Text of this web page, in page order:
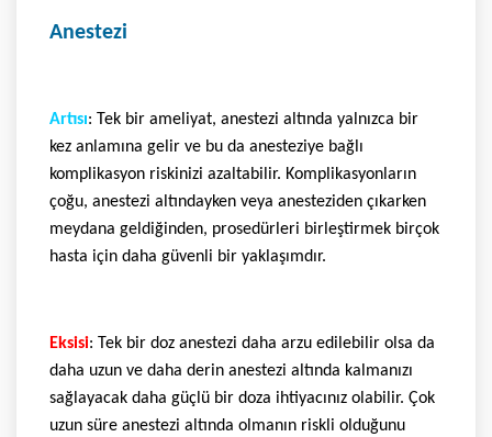
Anestezi
Artısı: Tek bir ameliyat, anestezi altında yalnızca bir
kez anlamına gelir ve bu da anesteziye bağlı
komplikasyon riskinizi azaltabilir. Komplikasyonların
çoğu, anestezi altındayken veya anesteziden çıkarken
meydana geldiğinden, prosedürleri birleştirmek birçok
hasta için daha güvenli bir yaklaşımdır.
Eksisi: Tek bir doz anestezi daha arzu edilebilir olsa da
daha uzun ve daha derin anestezi altında kalmanızı
sağlayacak daha güçlü bir doza ihtiyacınız olabilir. Çok
uzun süre anestezi altında olmanın riskli olduğunu